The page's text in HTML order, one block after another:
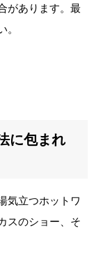
があります。最
。
に包まれ
気立つホットワ
スのショー、そ